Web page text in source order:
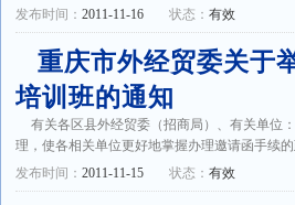
发布时间：2011-11-16 状态：有效
重庆市外经贸委关于
培训班的通知
有关各区县外经贸委（招商局）、有关单位
理，使各相关单位更好地掌握办理邀请函手续
发布时间：2011-11-15 状态：有效